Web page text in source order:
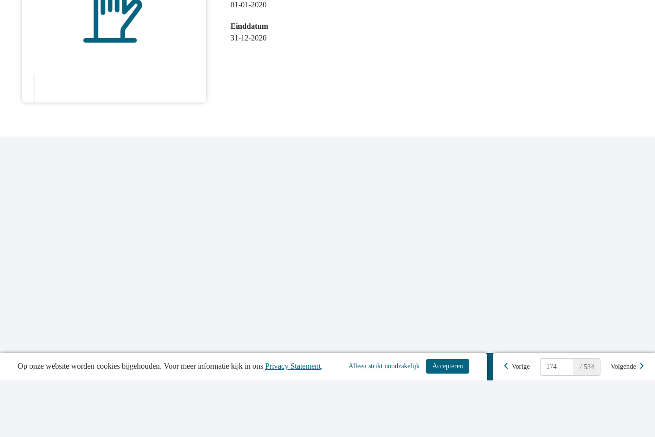
01-01-2020
Einddatum
31-12-2020
Vorige / 534 Volgende
Publicatiedatum: 08-12-2023
Op onze website worden cookies bijgehouden. Voor meer informatie kijk in ons Privacy Statement. Accepteren
Alleen strikt noodzakelijk